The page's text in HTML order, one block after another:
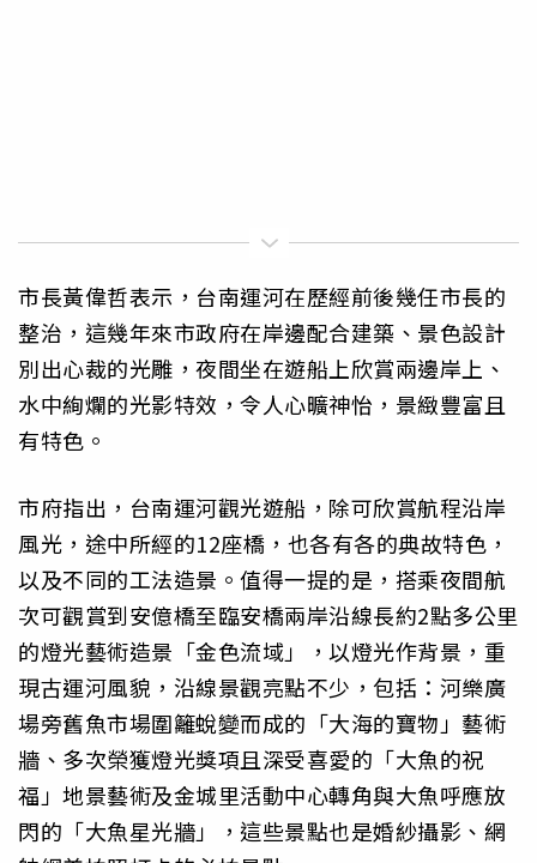
市長黃偉哲表示，台南運河在歷經前後幾任市長的
整治，這幾年來市政府在岸邊配合建築、景色設計
別出心裁的光雕，夜間坐在遊船上欣賞兩邊岸上、
水中絢爛的光影特效，令人心曠神怡，景緻豐富且
有特色。
市府指出，台南運河觀光遊船，除可欣賞航程沿岸
風光，途中所經的12座橋，也各有各的典故特色，
以及不同的工法造景。值得一提的是，搭乘夜間航
次可觀賞到安億橋至臨安橋兩岸沿線長約2點多公里
的燈光藝術造景「金色流域」，以燈光作背景，重
現古運河風貌，沿線景觀亮點不少，包括：河樂廣
場旁舊魚市場圍籬蛻變而成的「大海的寶物」藝術
牆、多次榮獲燈光獎項且深受喜愛的「大魚的祝
福」地景藝術及金城里活動中心轉角與大魚呼應放
閃的「大魚星光牆」，這些景點也是婚紗攝影、網